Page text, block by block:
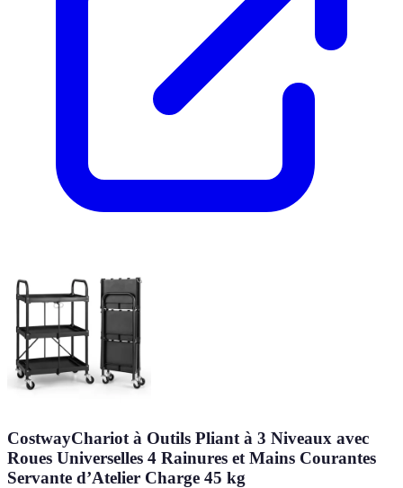
CostwayChariot à Outils Pliant à 3 Niveaux avec
Roues Universelles 4 Rainures et Mains Courantes
Servante d’Atelier Charge 45 kg